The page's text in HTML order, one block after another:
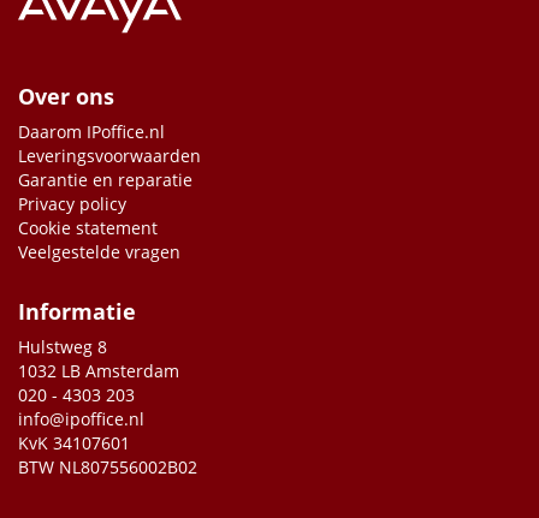
Over ons
Daarom IPoffice.nl
Leveringsvoorwaarden
Garantie en reparatie
Privacy policy
Cookie statement
Veelgestelde vragen
Informatie
Hulstweg 8
1032 LB Amsterdam
020 - 4303 203
info@ipoffice.nl
KvK 34107601
BTW NL807556002B02